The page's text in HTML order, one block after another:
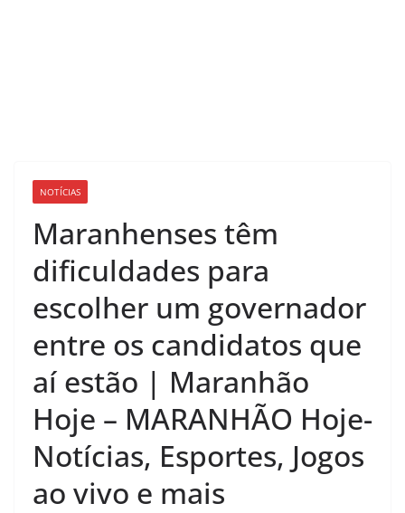
NOTÍCIAS
Maranhenses têm
dificuldades para
escolher um governador
entre os candidatos que
aí estão | Maranhão
Hoje – MARANHÃO Hoje-
Notícias, Esportes, Jogos
ao vivo e mais